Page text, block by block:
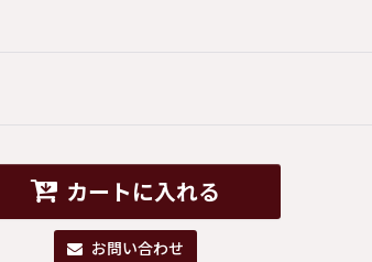
カートに入れる
お問い合わせ